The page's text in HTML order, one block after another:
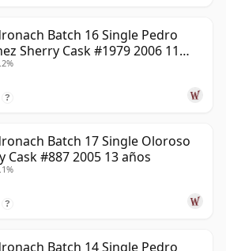
Batch 16 Single Pedro
Sherry Cask #1979 2006 11
?
Batch 17 Single Oloroso
Cask #887 2005 13 años
?
Batch 14 Single Pedro